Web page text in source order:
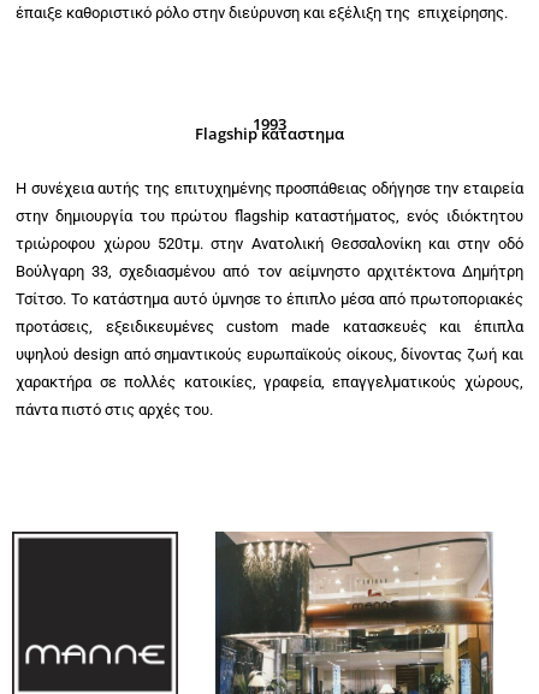
έπαιξε καθοριστικό ρόλο στην διεύρυνση και εξέλιξη της επιχείρησης.
1993
Flagship καταστημα
Η συνέχεια αυτής της επιτυχημένης προσπάθειας οδήγησε την εταιρεία
στην δημιουργία του πρώτου flagship καταστήματος, ενός ιδιόκτητου
τριώροφου χώρου 520τμ. στην Ανατολική Θεσσαλονίκη και στην οδό
Βούλγαρη 33, σχεδιασμένου από τον αείμνηστο αρχιτέκτονα Δημήτρη
Τσίτσο. Το κατάστημα αυτό ύμνησε το έπιπλο μέσα από πρωτοποριακές
προτάσεις, εξειδικευμένες custom made κατασκευές και έπιπλα
υψηλού design από σημαντικούς ευρωπαϊκούς οίκους, δίνοντας ζωή και
χαρακτήρα σε πολλές κατοικίες, γραφεία, επαγγελματικούς χώρους,
πάντα πιστό στις αρχές του.